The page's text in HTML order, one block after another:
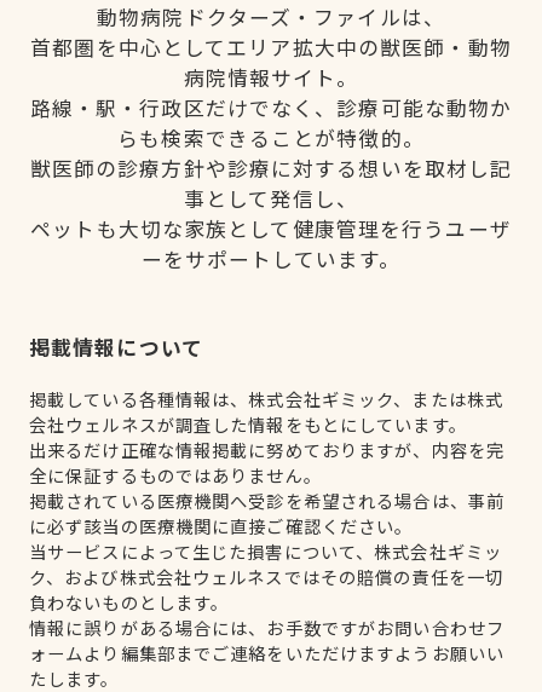
動物病院ドクターズ・ファイルは、
首都圏を中心としてエリア拡大中の獣医師・動物
病院情報サイト。
路線・駅・行政区だけでなく、診療可能な動物か
らも検索できることが特徴的。
獣医師の診療方針や診療に対する想いを取材し記
事として発信し、
ペットも大切な家族として健康管理を行うユーザ
ーをサポートしています。
掲載情報について
掲載している各種情報は、株式会社ギミック、または株式
会社ウェルネスが調査した情報をもとにしています。
出来るだけ正確な情報掲載に努めておりますが、内容を完
全に保証するものではありません。
掲載されている医療機関へ受診を希望される場合は、事前
に必ず該当の医療機関に直接ご確認ください。
当サービスによって生じた損害について、株式会社ギミッ
ク、および株式会社ウェルネスではその賠償の責任を一切
負わないものとします。
情報に誤りがある場合には、お手数ですがお問い合わせフ
ォームより編集部までご連絡をいただけますようお願いい
たします。